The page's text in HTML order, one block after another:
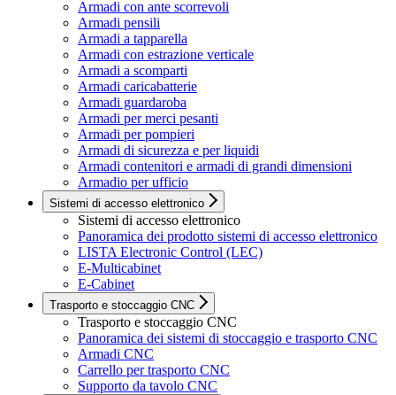
Armadi con ante scorrevoli
Armadi pensili
Armadi a tapparella
Armadi con estrazione verticale
Armadi a scomparti
Armadi caricabatterie
Armadi guardaroba
Armadi per merci pesanti
Armadi per pompieri
Armadi di sicurezza e per liquidi
Armadi contenitori e armadi di grandi dimensioni
Armadio per ufficio
Sistemi di accesso elettronico
Sistemi di accesso elettronico
Panoramica dei prodotto sistemi di accesso elettronico
LISTA Electronic Control (LEC)
E-Multicabinet
E-Cabinet
Trasporto e stoccaggio CNC
Trasporto e stoccaggio CNC
Panoramica dei sistemi di stoccaggio e trasporto CNC
Armadi CNC
Carrello per trasporto CNC
Supporto da tavolo CNC